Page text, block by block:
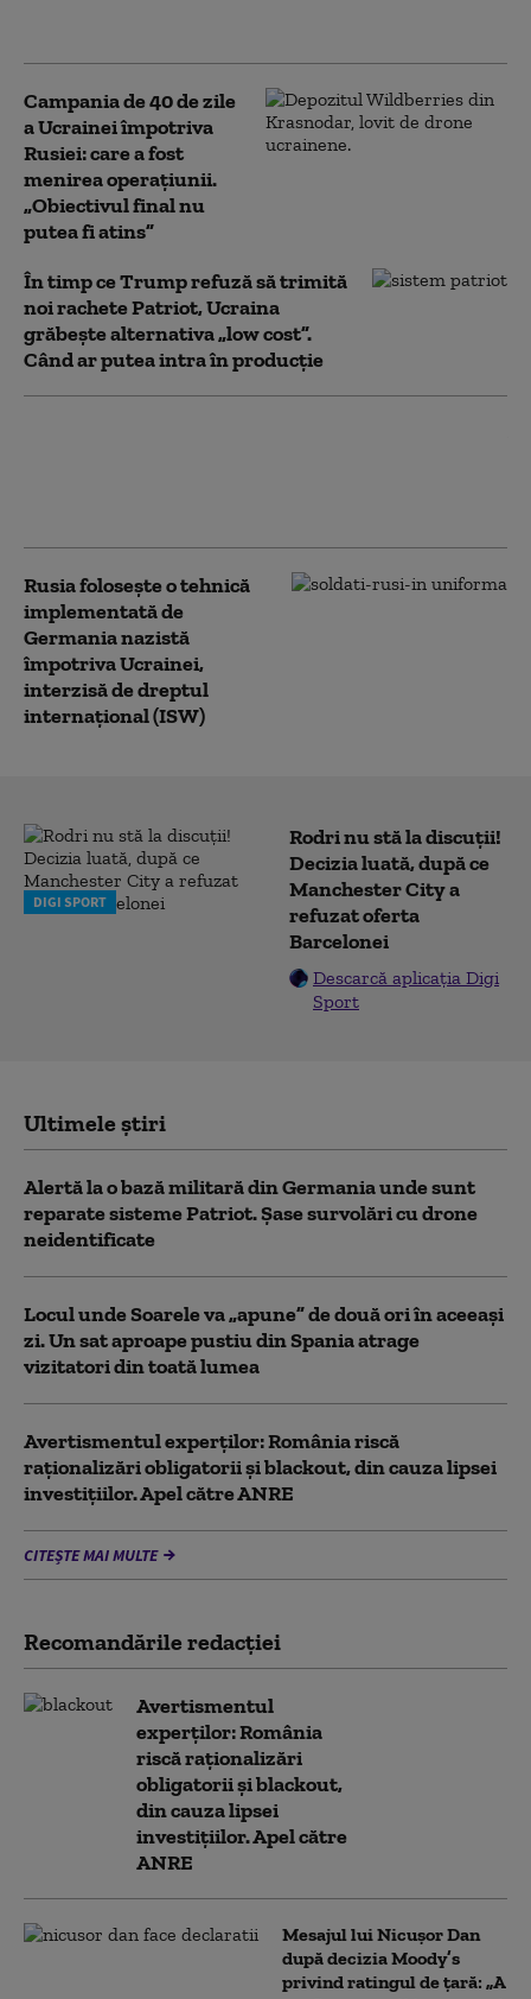
Campania de 40 de zile
a Ucrainei împotriva
Rusiei: care a fost
menirea operațiunii.
„Obiectivul final nu
putea fi atins”
În timp ce Trump refuză să trimită
noi rachete Patriot, Ucraina
grăbește alternativa „low cost”.
Când ar putea intra în producție
Rusia folosește o tehnică
implementată de
Germania nazistă
împotriva Ucrainei,
interzisă de dreptul
internațional (ISW)
DIGI SPORT
Rodri nu stă la discuții!
Decizia luată, după ce
Manchester City a
refuzat oferta
Barcelonei
Descarcă aplicația Digi
Sport
Ultimele știri
Alertă la o bază militară din Germania unde sunt
reparate sisteme Patriot. Șase survolări cu drone
neidentificate
Locul unde Soarele va „apune” de două ori în aceeași
zi. Un sat aproape pustiu din Spania atrage
vizitatori din toată lumea
Avertismentul experților: România riscă
raționalizări obligatorii și blackout, din cauza lipsei
investițiilor. Apel către ANRE
CITEȘTE MAI MULTE
Recomandările redacţiei
Avertismentul
experților: România
riscă raționalizări
obligatorii și blackout,
din cauza lipsei
investițiilor. Apel către
ANRE
Mesajul lui Nicușor Dan
după decizia Moody’s
privind ratingul de țară: „A